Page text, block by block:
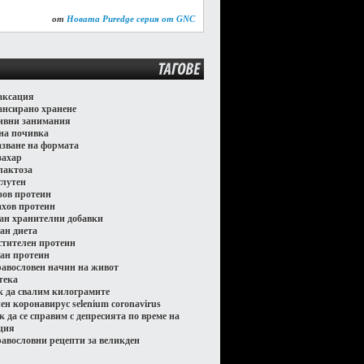
от Новата Puredge серия от GNC
хранене
занимания
почивка
на формата
протеин
протеин
хранителни добавки
диета
протеин
протеин
начин на живот
да свалим килограмите
коронавирус selenium coronavirus
да се справим с депресията по време на
рецепти за великден